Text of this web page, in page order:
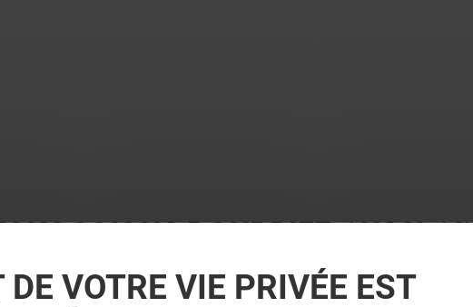
? VOUS POURRIEZ AUSSI
DE VOTRE VIE PRIVÉE EST